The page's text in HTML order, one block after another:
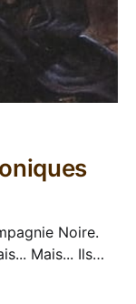
Noire.
Mais... Ils
Compagnie